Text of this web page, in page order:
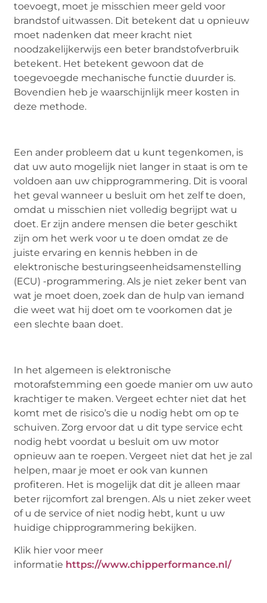
toevoegt, moet je misschien meer geld voor
brandstof uitwassen. Dit betekent dat u opnieuw
moet nadenken dat meer kracht niet
noodzakelijkerwijs een beter brandstofverbruik
betekent. Het betekent gewoon dat de
toegevoegde mechanische functie duurder is.
Bovendien heb je waarschijnlijk meer kosten in
deze methode.
Een ander probleem dat u kunt tegenkomen, is
dat uw auto mogelijk niet langer in staat is om te
voldoen aan uw chipprogrammering. Dit is vooral
het geval wanneer u besluit om het zelf te doen,
omdat u misschien niet volledig begrijpt wat u
doet. Er zijn andere mensen die beter geschikt
zijn om het werk voor u te doen omdat ze de
juiste ervaring en kennis hebben in de
elektronische besturingseenheidsamenstelling
(ECU) -programmering. Als je niet zeker bent van
wat je moet doen, zoek dan de hulp van iemand
die weet wat hij doet om te voorkomen dat je
een slechte baan doet.
In het algemeen is elektronische
motorafstemming een goede manier om uw auto
krachtiger te maken. Vergeet echter niet dat het
komt met de risico’s die u nodig hebt om op te
schuiven. Zorg ervoor dat u dit type service echt
nodig hebt voordat u besluit om uw motor
opnieuw aan te roepen. Vergeet niet dat het je zal
helpen, maar je moet er ook van kunnen
profiteren. Het is mogelijk dat dit je alleen maar
beter rijcomfort zal brengen. Als u niet zeker weet
of u de service of niet nodig hebt, kunt u uw
huidige chipprogrammering bekijken.
Klik hier voor meer
informatie https://www.chipperformance.nl/